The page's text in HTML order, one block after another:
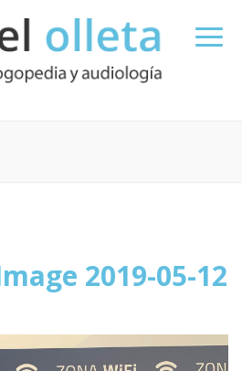
2019-05-12